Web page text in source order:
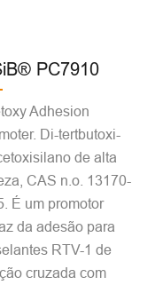
PC7910
Adhesion
Di-tertbutoxi-
de alta
CAS n.o. 13170-
É um promotor
da adesão para
RTV-1 de
cruzada com